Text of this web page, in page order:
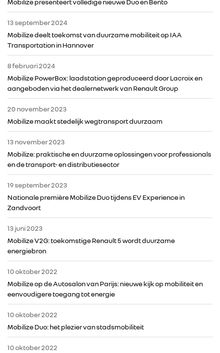
DACIA
FOTO’S & VIDEO’S
IN DE MEDIA
CONTACT
Mobilize presenteert volledige nieuwe Duo en Bento
13 september 2024
Mobilize deelt toekomst van duurzame mobiliteit op IAA
Transportation in Hannover
8 februari 2024
Mobilize PowerBox: laadstation geproduceerd door Lacroix en
aangeboden via het dealernetwerk van Renault Group
20 november 2023
Mobilize maakt stedelijk wegtransport duurzaam
13 november 2023
Mobilize: praktische en duurzame oplossingen voor professionals
en de transport- en distributiesector
19 september 2023
Nationale première Mobilize Duo tijdens EV Experience in
Zandvoort
13 juni 2023
Mobilize V2G: toekomstige Renault 5 wordt duurzame
energiebron
10 oktober 2022
Mobilize op de Autosalon van Parijs: nieuwe kijk op mobiliteit en
eenvoudigere toegang tot energie
10 oktober 2022
Mobilize Duo: het plezier van stadsmobiliteit
10 oktober 2022